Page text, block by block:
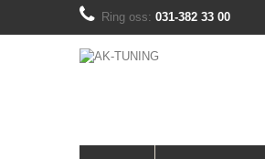
Ring oss: 031-382 33 00